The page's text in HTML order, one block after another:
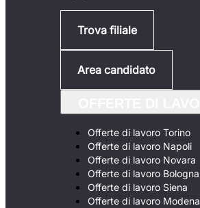
Trova filiale
Area candidato
Offerte di lavoro Torino
Offerte di lavoro Napoli
Offerte di lavoro Novara
Offerte di lavoro Bologna
Offerte di lavoro Siena
Offerte di lavoro Modena